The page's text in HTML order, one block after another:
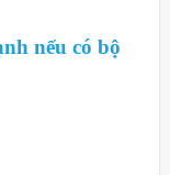
nếu có bộ